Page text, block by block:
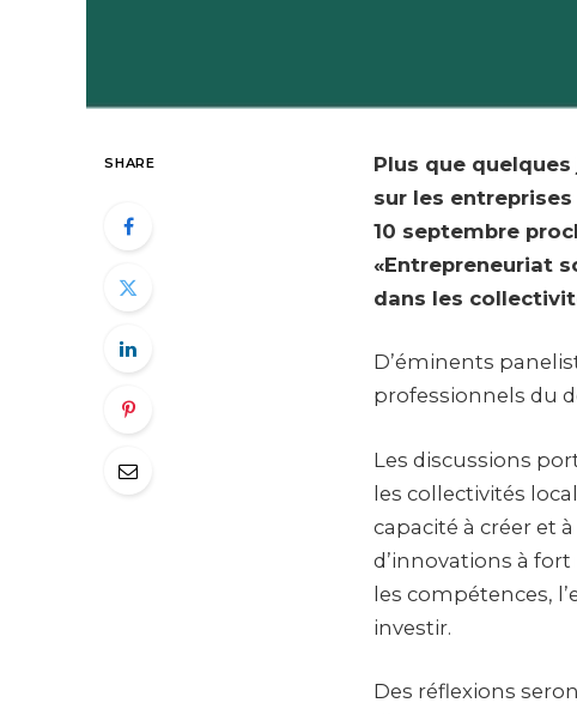
SHARE
Plus que
sur les
10 septembre
«Entrepreneuriat
dans les
D’éminents
professionnels du
Les discussions
les collectivités
capacité à créer et
d’innovations à
les compétences,
investir.
Des réflexions